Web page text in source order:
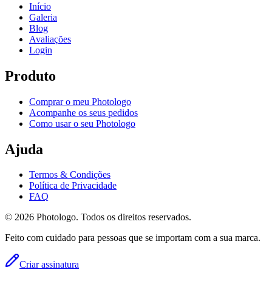
Início
Galeria
Blog
Avaliações
Login
Produto
Comprar o meu Photologo
Acompanhe os seus pedidos
Como usar o seu Photologo
Ajuda
Termos & Condições
Política de Privacidade
FAQ
© 2026 Photologo. Todos os direitos reservados.
Feito com cuidado para pessoas que se importam com a sua marca.
Criar assinatura